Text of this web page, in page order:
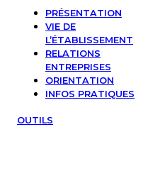
PRÉSENTATION
VIE DE
L’ÉTABLISSEMENT
RELATIONS
ENTREPRISES
ORIENTATION
INFOS PRATIQUES
OUTILS